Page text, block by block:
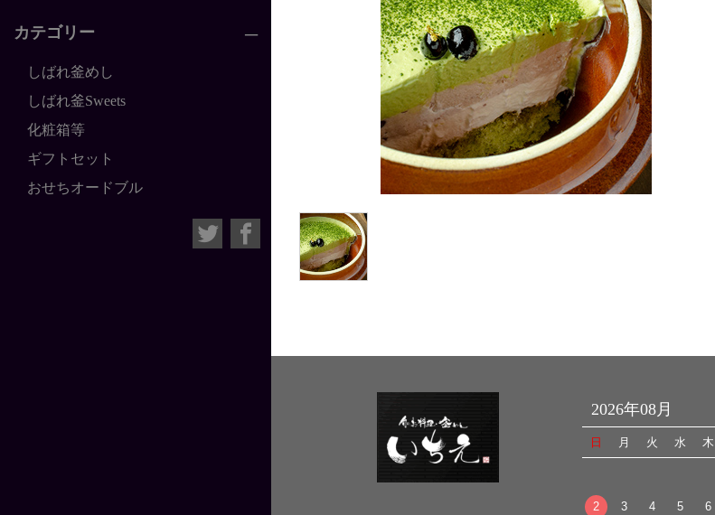
カテゴリー
しばれ釜めし
しばれ釜Sweets
化粧箱等
ギフトセット
おせちオードブル
2026年08月
日 月 火 水 木
2 3 4 5 6